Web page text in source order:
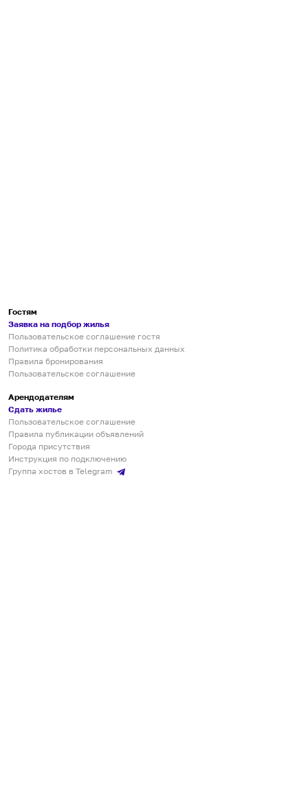
Гостям
Заявка на подбор жилья
Пользовательское соглашение гостя
Политика обработки персональных данных
Правила бронирования
Пользовательское соглашение
Арендодателям
Сдать жилье
Пользовательское соглашение
Правила публикации объявлений
Города присутствия
Инструкция по подключению
Группа хостов в Telegram